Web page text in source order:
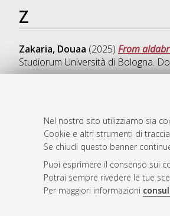
Nel nostro sito utilizziamo sia
Cookie e altri strumenti di
Se chiudi questo banner
Puoi esprimere il consenso sui
Potrai sempre rivedere le tue
Per maggiori informazioni
Z
Zakaria, Douaa (2025) From
Studiorum Università di Bologna.
Atom
Rss 1.0
Rss 2.0